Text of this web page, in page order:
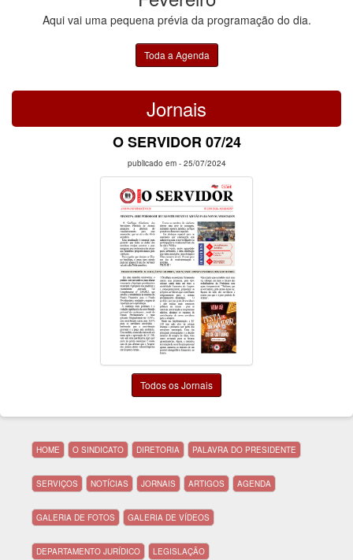
Aqui vai uma pequena prévia da programação do dia.
Toda a Agenda
Jornais
O SERVIDOR 07/24
publicado em - 25/07/2024
Todos os Jornais
HOME O SINDICATO DIRETORIA PALAVRA DO PRESIDENTE
SERVIÇOS NOTÍCIAS JORNAIS ARTIGOS AGENDA
GALERIA DE FOTOS GALERIA DE VÍDEOS
DEPARTAMENTO JURÍDICO LEGISLAÇÃO